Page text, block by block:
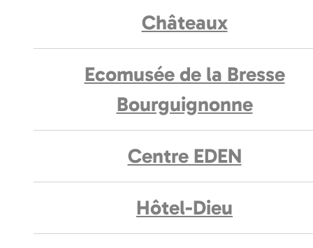
Châteaux
Ecomusée de la Bresse
Bourguignonne
Centre EDEN
Hôtel-Dieu